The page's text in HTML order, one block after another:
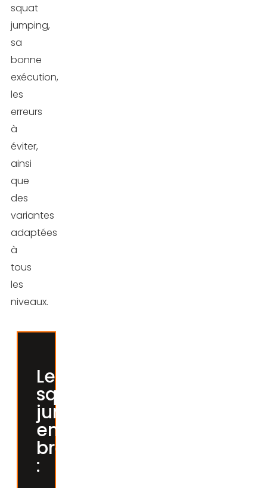
squat
jumping,
sa
bonne
exécution,
les
erreurs
à
éviter,
ainsi
que
des
variantes
adaptées
à
tous
les
niveaux.
Les
squats
jumping,
en
bref
: